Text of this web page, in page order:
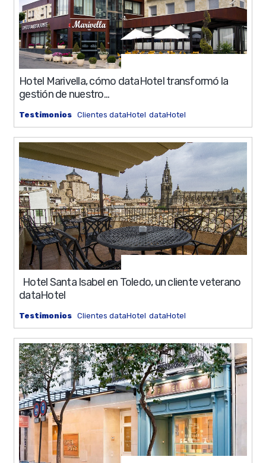
Hotel Marivella, cómo dataHotel transformó la
gestión de nuestro...
Testimonios Clientes dataHotel dataHotel
Hotel Santa Isabel en Toledo, un cliente veterano
dataHotel
Testimonios Clientes dataHotel dataHotel